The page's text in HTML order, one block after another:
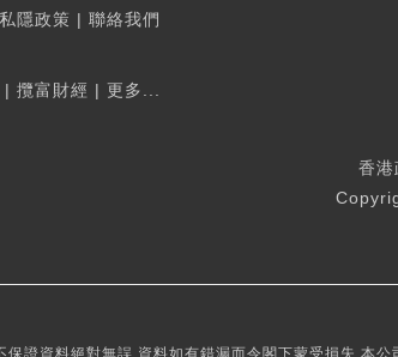
私隱政策 | 聯絡我們
| 攬富財經 | 更多...
香港